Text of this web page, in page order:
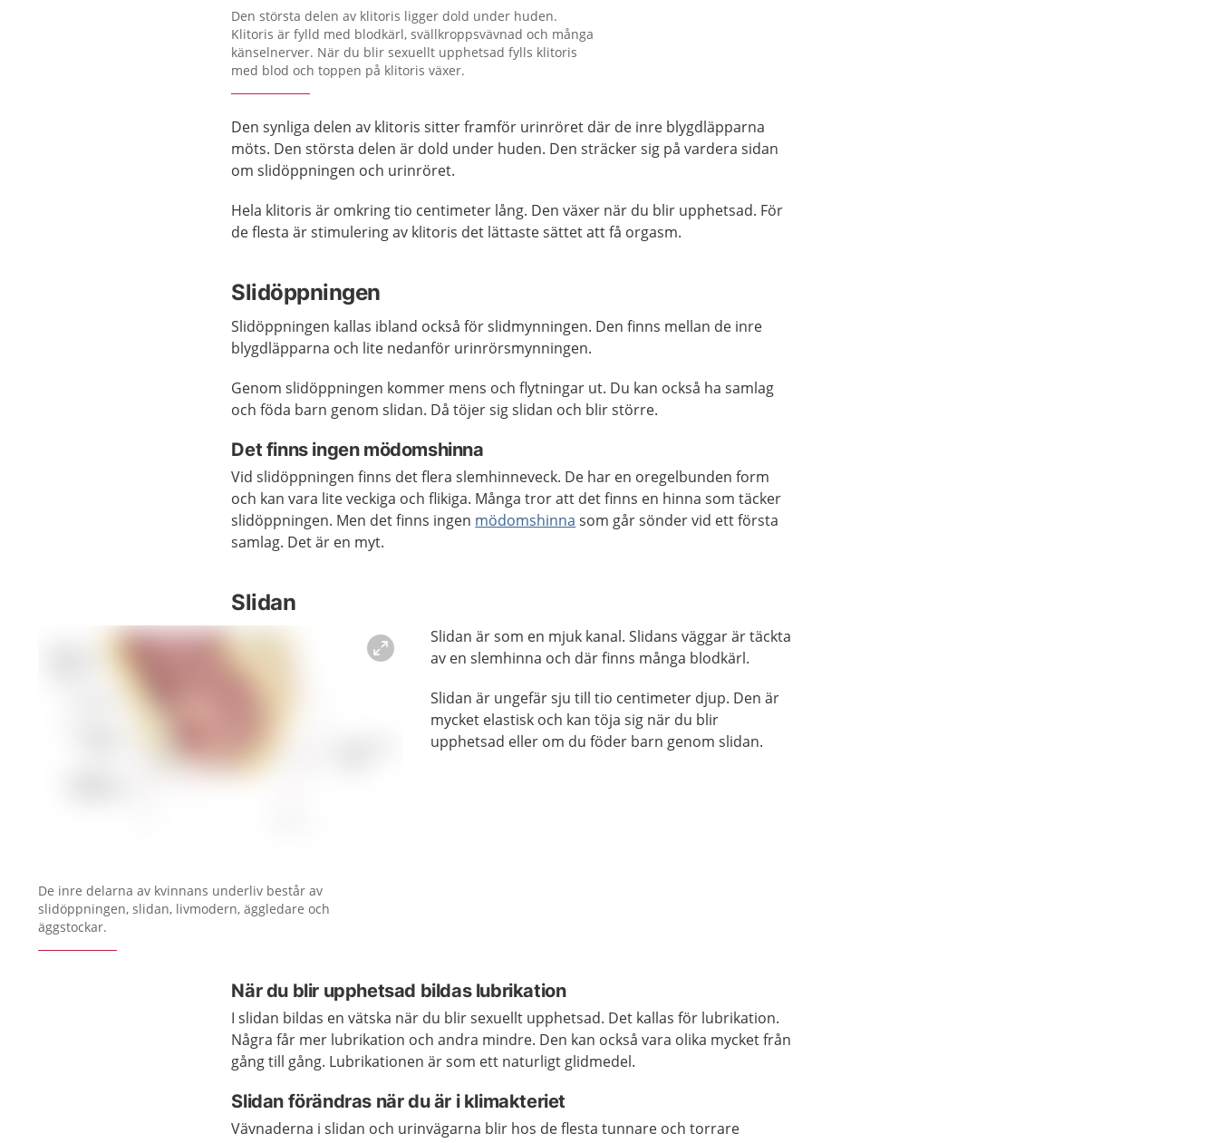
Förstora bilden
Den största delen av klitoris ligger dold under huden.
Klitoris är fylld med blodkärl, svällkroppsvävnad och många
känselnerver. När du blir sexuellt upphetsad fylls klitoris
med blod och toppen på klitoris växer.
Den synliga delen av klitoris sitter framför urinröret där de inre blygdläpparna
möts. Den största delen är dold under huden. Den sträcker sig på vardera sidan
om slidöppningen och urinröret.
Hela klitoris är omkring tio centimeter lång. Den växer när du blir upphetsad. För
de flesta är stimulering av klitoris det lättaste sättet att få orgasm.
Slidöppningen
Slidöppningen kallas ibland också för slidmynningen. Den finns mellan de inre
blygdläpparna och lite nedanför urinrörsmynningen.
Genom slidöppningen kommer mens och flytningar ut. Du kan också ha samlag
och föda barn genom slidan. Då töjer sig slidan och blir större.
Det finns ingen mödomshinna
Vid slidöppningen finns det flera slemhinneveck. De har en oregelbunden form
och kan vara lite veckiga och flikiga. Många tror att det finns en hinna som täcker
slidöppningen. Men det finns ingen mödomshinna som går sönder vid ett första
samlag. Det är en myt.
Slidan
Förstora bilden
De inre delarna av kvinnans underliv består av
slidöppningen, slidan, livmodern, äggledare och
äggstockar.
Slidan är som en mjuk kanal. Slidans väggar är täckta
av en slemhinna och där finns många blodkärl.
Slidan är ungefär sju till tio centimeter djup. Den är
mycket elastisk och kan töja sig när du blir
upphetsad eller om du föder barn genom slidan.
När du blir upphetsad bildas lubrikation
I slidan bildas en vätska när du blir sexuellt upphetsad. Det kallas för lubrikation.
Några får mer lubrikation och andra mindre. Den kan också vara olika mycket från
gång till gång. Lubrikationen är som ett naturligt glidmedel.
Slidan förändras när du är i klimakteriet
Vävnaderna i slidan och urinvägarna blir hos de flesta tunnare och torrare